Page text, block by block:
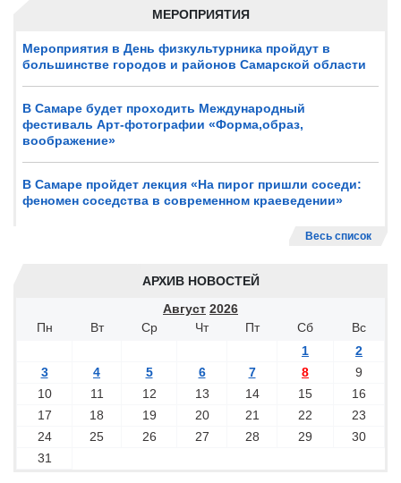
МЕРОПРИЯТИЯ
Мероприятия в День физкультурника пройдут в
большинстве городов и районов Самарской области
В Самаре будет проходить Международный
фестиваль Арт-фотографии «Форма,образ,
воображение»
В Самаре пройдет лекция «На пирог пришли соседи:
феномен соседства в современном краеведении»
Весь список
АРХИВ НОВОСТЕЙ
Август 2026
Пн
Вт Ср Чт Пт Сб
Вс
1
2
3
4 5 6 7 8
9
10
11 12 13 14 15
16
17
18 19 20 21 22
23
24
25 26 27 28 29
30
31